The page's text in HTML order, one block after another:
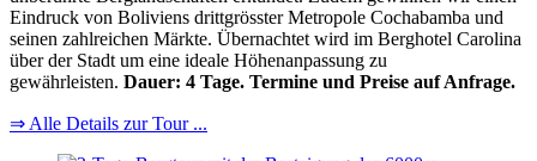
Eindruck von Boliviens drittgrösster Metropole Cochabamba und
seinen zahlreichen Märkte. Übernachtet wird im Berghotel Carolina
über der Stadt um eine ideale Höhenanpassung zu
gewährleisten. Dauer: 4 Tage. Termine und Preise auf Anfrage.
⇒ Alle Details zur Tour ...